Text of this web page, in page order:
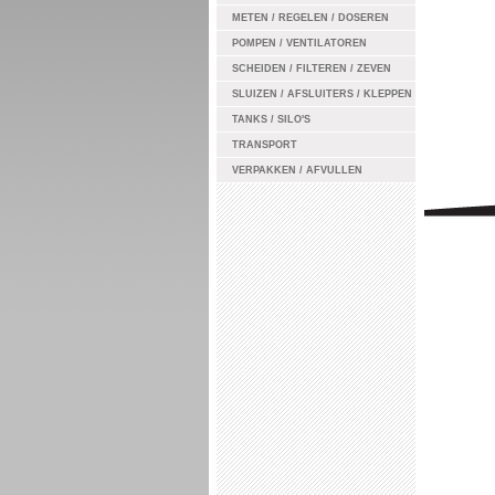
METEN / REGELEN / DOSEREN
POMPEN / VENTILATOREN
SCHEIDEN / FILTEREN / ZEVEN
SLUIZEN / AFSLUITERS / KLEPPEN
TANKS / SILO'S
TRANSPORT
VERPAKKEN / AFVULLEN